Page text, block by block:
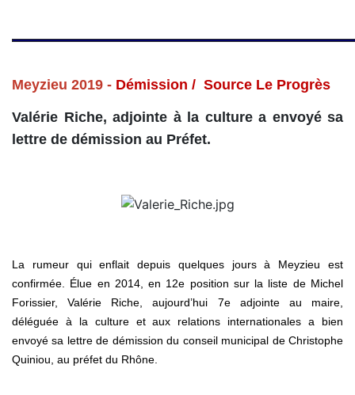
Meyzieu 2019 - Démission / Source Le Progrès
Valérie Riche, adjointe à la culture a envoyé sa
lettre de démission au Préfet.
La rumeur qui enflait depuis quelques jours à Meyzieu est
confirmée. Élue en 2014, en 12e position sur la liste de Michel
Forissier, Valérie Riche, aujourd’hui 7e adjointe au maire,
déléguée à la culture et aux relations internationales a bien
envoyé sa lettre de démission du conseil municipal de Christophe
Quiniou, au préfet du Rhône.